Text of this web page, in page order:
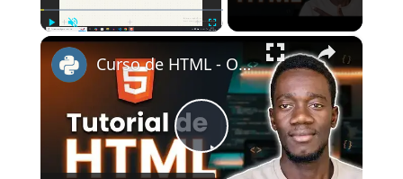
×
Play
Curso de HTML - O que é HTML? Instalando o VSCODE